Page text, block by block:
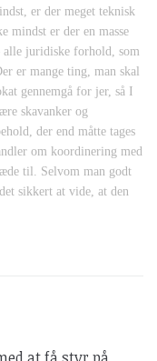
er der meget teknisk
mindst er der en masse
alle juridiske forhold, som
er mange ting, man skal
gennemgå for jer, så I
skavanker og
der end måtte tages
om koordinering med
til. Selvom man godt
sikkert at vide, at den